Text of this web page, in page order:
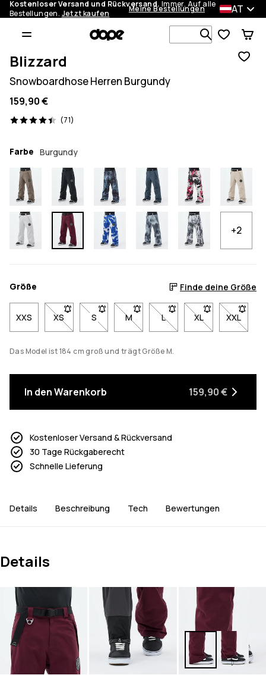
Kostenloser Versand und Rückversand. Immer. Auf alle
Bestellungen. Jetzt kaufen Meine Bestellungen AT
Blizzard
Snowboardhose Herren Burgundy
159,90 €
(71)
71 Reviews, 4.4/5
Farbe Burgundy
+2
Größe Finde deine Größe
XXS XS- Größe XS nicht verfügbar. Klicke, um
S- Größe S nicht verfügbar. Klicke, um
M- Größe M nicht verfügbar. Klicke,
L- Größe L nicht
XL- Größe XL nicht
XXL- Größe
Das Model ist 184 cm groß und trägt Größe M.
In den Warenkorb 159,90 €
Kostenloser Versand & Rückversand
30 Tage Rückgaberecht
Schnelle Lieferung
Details Beschreibung Tech Bewertungen
Details